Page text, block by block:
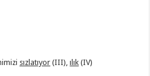
sızlatıyor (III),ılık (IV)